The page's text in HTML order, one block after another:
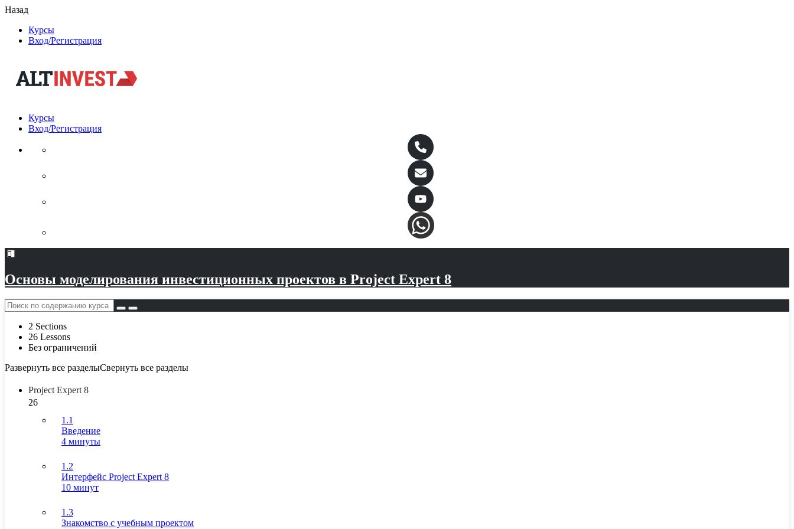
Назад
Курсы
Вход/Регистрация
Курсы
Вход/Регистрация
Основы моделирования инвестиционных проектов в Project Expert 8
2 Sections
26 Lessons
Без ограничений
Развернуть все разделыСвернуть все разделы
Project Expert 8
26
1.1
Введение
4 минуты
1.2
Интерфейс Project Expert 8
10 минут
1.3
Знакомство с учебным проектом